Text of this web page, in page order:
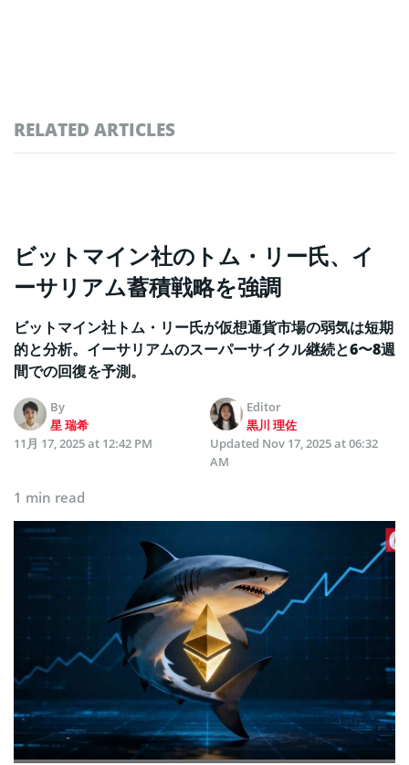
RELATED ARTICLES
ビットマイン社のトム・リー氏、イ
ーサリアム蓄積戦略を強調
ビットマイン社トム・リー氏が仮想通貨市場の弱気は短期
的と分析。イーサリアムのスーパーサイクル継続と6〜8週
間での回復を予測。
By
星 瑞希
Editor
黒川 理佐
11月 17, 2025 at 12:42 PM
Updated Nov 17, 2025 at 06:32
AM
1 min read